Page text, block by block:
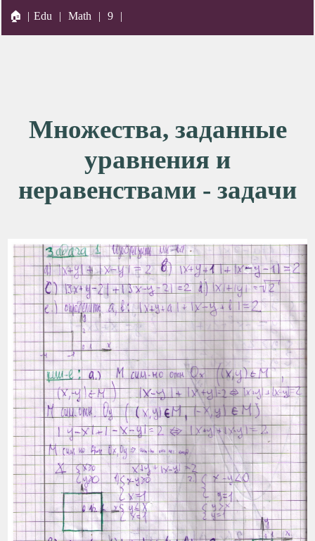
🏠 | Edu | Math | 9 |
Множества, заданные
уравнения и
неравенствами - задачи